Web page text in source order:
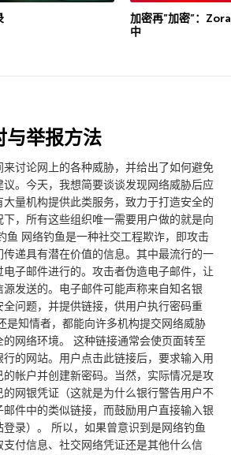
加密再”加密”：
中
与举报方法
讨论网上的各种威胁，并给出了如何避免
。今天，我想简要谈谈发现网络威胁后应
量机构提供此类服务，致力于打造安全的
下，所有这些组织唯一需要用户做的就是向
鱼 网络钓鱼是一种社交工程欺诈，即攻击
递具有潜在价值的信息。其中最流行的一
子邮件进行的。攻击者伪造电子邮件，让
发送的。电子邮件可能声称来自知名银
问题，并提供链接，供用户执行密码重
是知情者，都能向许多机构提交网络威胁
网络环境。 这种链接通常会使页面转至
的网站。用户点击此链接后，要求输入用
帐户并创建新密码。当然，实际情况是攻
网银凭证（这就是为什么银行警告用户不
件中的类似链接，而鼓励用户直接输入银
录）。 所以，如果曾意识到是网络钓鱼
付信息、社交网络凭证还是其他什么信